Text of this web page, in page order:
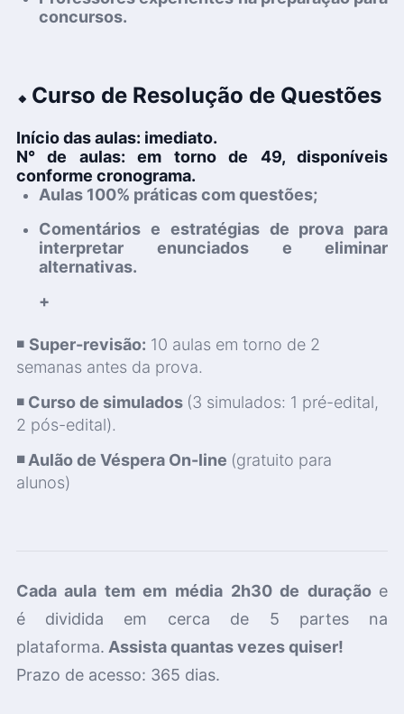
concursos.
🔸 Curso de Resolução de Questões
Início das aulas: imediato.
N° de aulas:
em torno de 49, disponíveis
conforme cronograma.
Aulas 100% práticas comquestões;
Comentários e estratégias de prova para
interpretar enunciados e eliminar
alternativas.
+
◾ Super-revisão: 10 aulas em torno de 2
semanas antes da prova.
◾Curso de simulados (3 simulados: 1 pré-edital,
2 pós-edital).
◾ Aulão de Véspera On-line (gratuito para
alunos)
Cada aula tem em média 2h30 de duração e
é dividida em cerca de 5 partes na
plataforma. Assista quantas vezes quiser!
Prazo de acesso: 365 dias.